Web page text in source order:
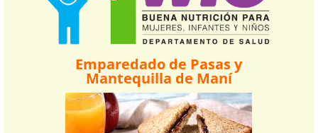
Emparedado de Pasas y
Mantequilla de Maní